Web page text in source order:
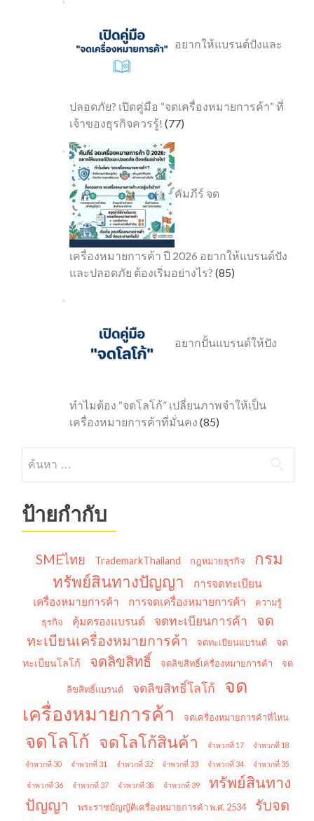
อยากให้แบรนด์ปังและ
ปลอดภัย? เปิดคู่มือ “จดเครื่องหมายการค้า” ที่
เจ้าของธุรกิจควรรู้! (77)
คัมภีร์ จด
เครื่องหมายการค้า ปี 2026 อยากให้แบรนด์ปัง
และปลอดภัย ต้องเริ่มอย่างไร? (85)
อยากปั้นแบรนด์ให้ปัง
ทำไมต้อง “จดโลโก้” เปลี่ยนภาพจำให้เป็น
เครื่องหมายการค้าที่มั่นคง (85)
สำหรับ:
ป้ายกำกับ
SMEไทย TrademarkThailand กฎหมายธุรกิจ
กรม
ทรัพย์สินทางปัญญา
การจดทะเบียน
เครื่องหมายการค้า
การจดเครื่องหมายการค้า
ความรู้
ธุรกิจ
คุ้มครองแบรนด์ จดทะเบียนการค้า
จด
ทะเบียนเครื่องหมายการค้า
จดทะเบียนแบรนด์
จด
ทะเบียนโลโก้
จดลิขสิทธิ์ จดลิขสิทธิ์เครื่องหมายการค้า จด
ลิขสิทธิ์แบรนด์ จดลิขสิทธิ์โลโก้
จด
เครื่องหมายการค้า
จดเครื่องหมายการค้าที่ไหน
จดโลโก้ จดโลโก้สินค้า จำพวกที่ 17 จำพวกที่ 18
จำพวกที่ 30 จำพวกที่ 31 จำพวกที่ 32 จำพวกที่ 33 จำพวกที่ 34 จำพวกที่ 35
จำพวกที่ 36 จำพวกที่ 37 จำพวกที่ 38 จำพวกที่ 39
ทรัพย์สินทาง
ปัญญา
พระราชบัญญัติเครื่องหมายการค้า พ.ศ. 2534 รับจด